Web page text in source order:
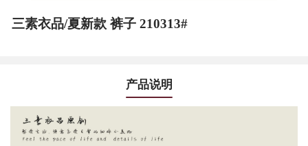
三素衣品/夏新款 裤子 210313#
产品说明